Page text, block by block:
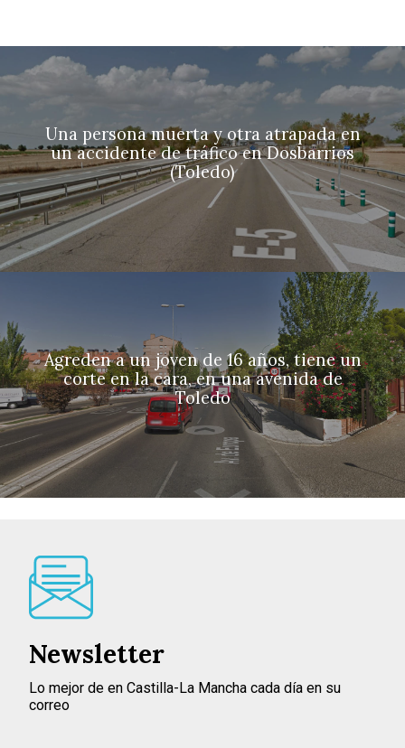
Una persona muerta y otra atrapada en
un accidente de tráfico en Dosbarrios
(Toledo)
Agreden a un joven de 16 años, tiene un
corte en la cara, en una avenida de
Toledo
Newsletter
Lo mejor de en Castilla-La Mancha cada día en su
correo